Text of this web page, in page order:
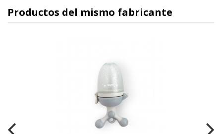
Productos del mismo fabricante